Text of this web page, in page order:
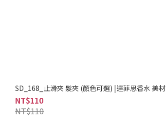
SD_168_止滑夾 髮夾 (顏色可選) |達菲思香水 美材
NT$110
NT$110